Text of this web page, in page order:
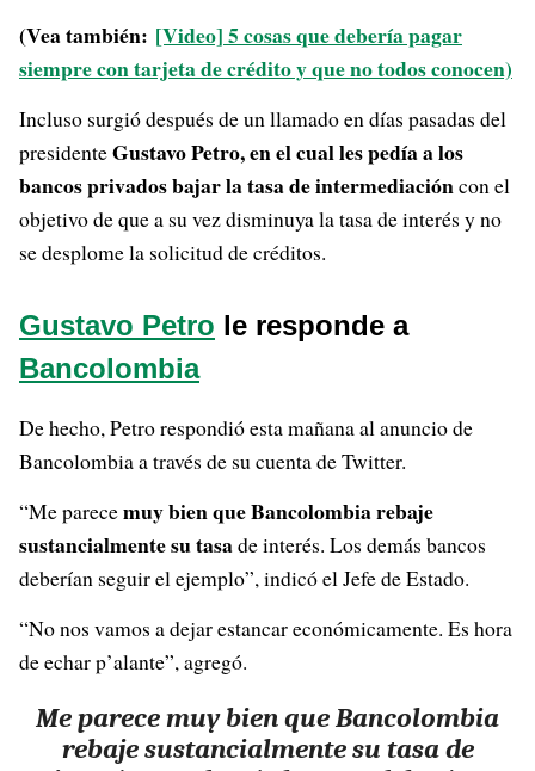
(Vea también: [Video] 5 cosas que debería pagar
siempre con tarjeta de crédito y que no todos conocen)
Incluso surgió después de un llamado en días pasadas del
presidenteGustavo Petro, en el cual les pedía a los
bancos privados bajar la tasa de intermediacióncon el
objetivo de que a su vez disminuya la tasa de interés y no
se desplome la solicitud de créditos.
Gustavo Petro le responde a
Bancolombia
De hecho, Petro respondió esta mañana al anuncio de
Bancolombia a través de su cuenta de Twitter.
“Me parecemuy bien que Bancolombia rebaje
sustancialmente su tasade interés. Los demás bancos
deberían seguir el ejemplo”, indicó el Jefe de Estado.
“No nos vamos a dejar estancar económicamente. Es hora
de echar p’alante”, agregó.
Me parece muy bien que Bancolombia
rebaje sustancialmente su tasa de